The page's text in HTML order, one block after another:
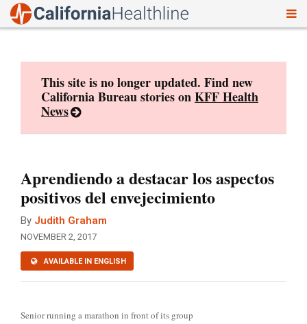
This site is no longer updated. Find new
California Bureau stories onKFF Health
News
Aprendiendo a destacar los aspectos
positivos del envejecimiento
By Judith Graham
NOVEMBER 2, 2017
AVAILABLE IN ENGLISH
Senior running a marathon in front of its group